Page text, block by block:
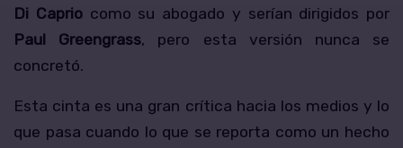
Di Capriocomo su abogado y serían dirigidos por
Paul Greengrass, pero esta versión nunca se
concretó.
Esta cinta es una gran crítica hacia los medios y lo
que pasa cuando lo que se reporta como un hecho